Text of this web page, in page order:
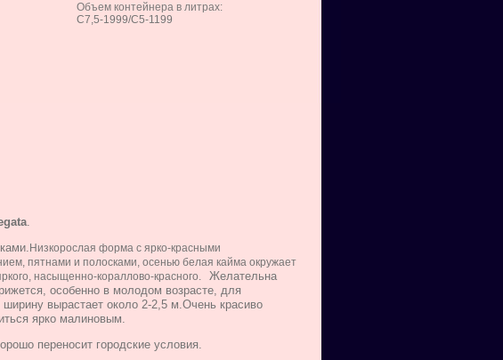
Объем контейнера в литрах:
С7,5-1999/С5-1199
.
Низкорослая форма с ярко-красными
пятнами и полосками, осенью белая кайма окружает
насыщенно-кораллово-красного.
Желательна
особенно в молодом возрасте, для
вырастает около 2-2,5 м.Очень красиво
ярко малиновым.
переносит городские условия.